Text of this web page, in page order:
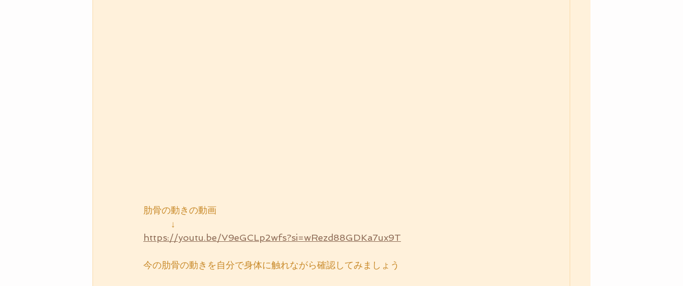
肋骨の動きの動画
↓
https://youtu.be/V9eGCLp2wfs?si=wRezd88GDKa7ux9T
今の肋骨の動きを自分で身体に触れながら確認してみましょう